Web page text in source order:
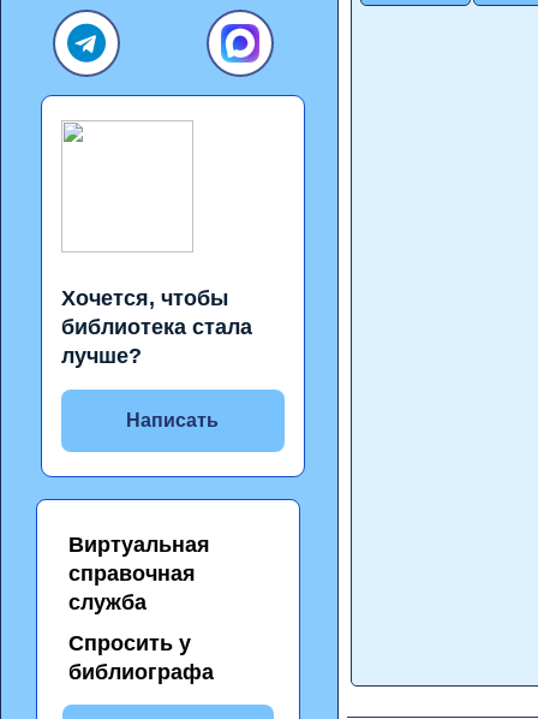
Хочется, чтобы
библиотека стала
лучше?
Написать
Виртуальная
справочная
служба
Спросить у
библиографа